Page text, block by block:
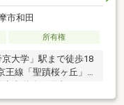
市和田
所有権
大学」駅まで徒歩18
線「聖蹟桜ヶ丘」駅
東道路で陽当たり・
歩10分圏内〇公園、